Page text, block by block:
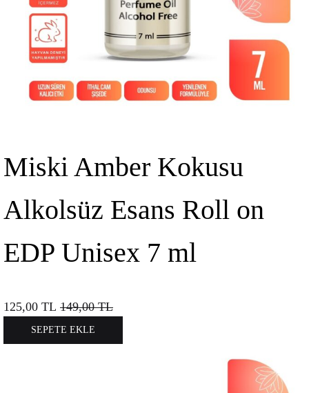
Miski Amber Kokusu
Alkolsüz Esans Roll on
EDP Unisex 7 ml
125,00 TL 149,00TL
SEPETE EKLE